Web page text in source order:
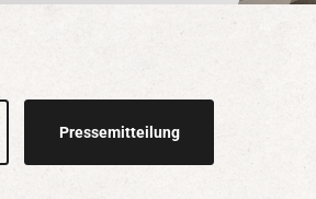
Pressemitteilung